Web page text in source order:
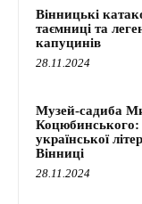
Вінницькі
таємниці та
капуцинів
28.11.2024
Музей-садиба
Коцюбинського:
української
Вінниці
28.11.2024